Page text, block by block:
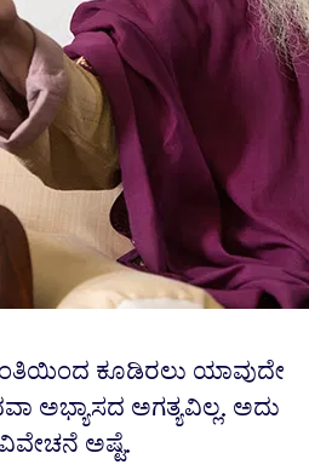
ಕೂಡಿರಲು ಯಾವುದೇ
ಅಭ್ಯಾಸದ ಅಗತ್ಯವಿಲ್ಲ. ಅದು
ಅಷ್ಟೆ.